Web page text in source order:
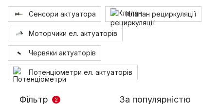
Сенсори актуатора Клапан рециркуляції
Моторчики ел. актуаторів
Червяки актуаторів
Потенціометри ел. актуаторів
Фільтр 2 За популярністю